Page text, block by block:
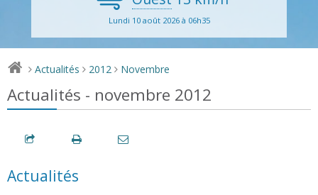
Lundi 10 août 2026 à 06h35
> Actualités > 2012 > Novembre
Actualités - novembre 2012
Actualités